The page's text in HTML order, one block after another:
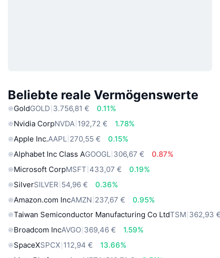
Beliebte reale Vermögenswerte
GoldGOLD 3.756,81 €
0.11%
Nvidia CorpNVDA 192,72 €
1.78%
Apple Inc.AAPL 270,55 €
0.15%
Alphabet Inc Class AGOOGL 306,67 €
0.87%
Microsoft CorpMSFT 433,07 €
0.19%
SilverSILVER 54,96 €
0.36%
Amazon.com IncAMZN 237,67 €
0.95%
Taiwan Semiconductor Manufacturing Co LtdTSM 362,93
Broadcom IncAVGO 369,46 €
1.59%
SpaceXSPCX 112,94 €
13.66%